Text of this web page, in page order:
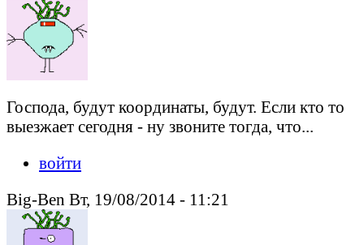
Господа, будут координаты, будут. Если кто то
выезжает сегодня - ну звоните тогда, что...
войти
Big-Ben Вт, 19/08/2014 - 11:21